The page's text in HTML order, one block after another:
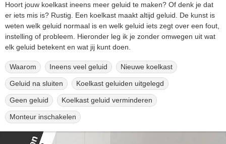
Hoort jouw koelkast ineens meer geluid te maken? Of denk je dat
er iets mis is? Rustig. Een koelkast maakt altijd geluid. De kunst is
weten welk geluid normaal is en welk geluid iets zegt over een fout,
instelling of probleem. Hieronder leg ik je zonder omwegen uit wat
elk geluid betekent en wat jij kunt doen.
Waarom Ineens veel geluid Nieuwe koelkast
Geluid na sluiten Koelkast geluiden uitgelegd
Geen geluid Koelkast geluid verminderen
Monteur inschakelen